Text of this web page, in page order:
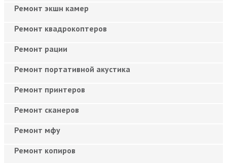
Ремонт экшн камер
Ремонт квадрокоптеров
Ремонт рации
Ремонт портативной акустика
Ремонт принтеров
Ремонт сканеров
Ремонт мфу
Ремонт копиров